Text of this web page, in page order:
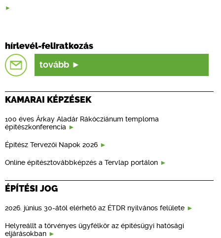
hírlevél-feliratkozás
tovább
KAMARAI KÉPZÉSEK
100 éves Árkay Aladár Rákócziánum temploma
építészkonferencia
Építész Tervezői Napok 2026
Online építésztovábbképzés a Tervlap portálon
ÉPÍTÉSI JOG
2026. június 30-ától elérhető az ÉTDR nyilvános felülete
Helyreállt a törvényes ügyfélkör az építésügyi hatósági
eljárásokban